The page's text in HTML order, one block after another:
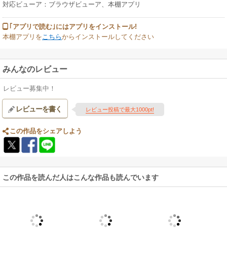
対応ビューア：ブラウザビューア、本棚アプリ
｢アプリで読む｣にはアプリをインストール!
本棚アプリをこちらからインストールしてください
みんなのレビュー
レビュー募集中！
レビューを書く レビュー投稿で最大1000pt!
この作品をシェアしよう
この作品を読んだ人はこんな作品も読んでいます